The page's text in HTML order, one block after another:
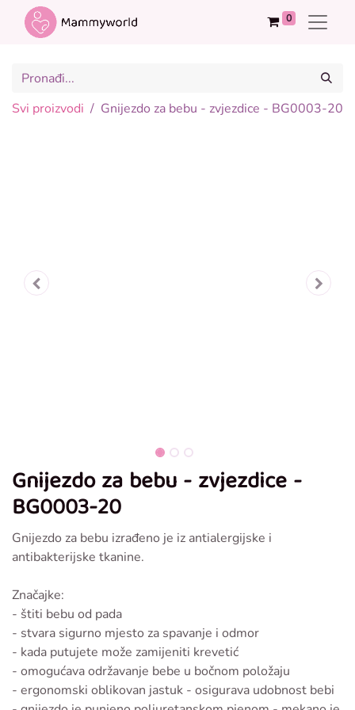
0
Svi proizvodi Gnijezdo za bebu - zvjezdice - BG0003-20
Gnijezdo za bebu - zvjezdice -
BG0003-20
Gnijezdo za bebu izrađeno je iz antialergijske i
antibakterijske tkanine.
Značajke:
- štiti bebu od pada
- stvara sigurno mjesto za spavanje i odmor
- kada putujete može zamijeniti krevetić
- omogućava održavanje bebe u bočnom položaju
- ergonomski oblikovan jastuk - osigurava udobnost bebi